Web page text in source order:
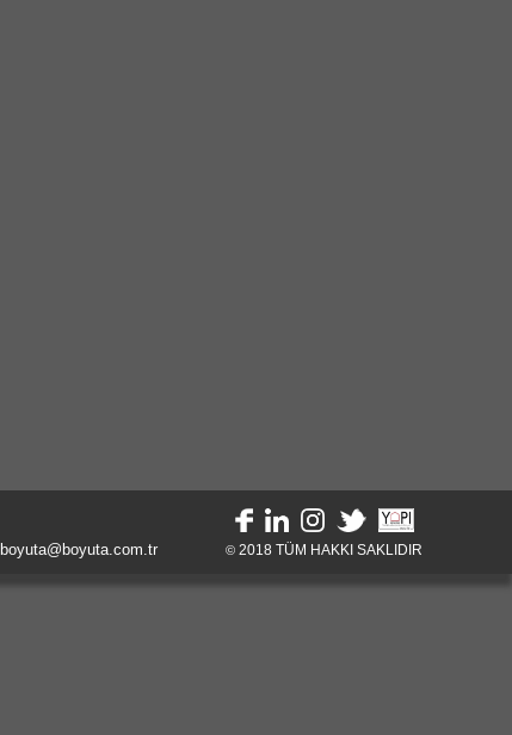
boyuta@boyuta.com.tr © 2018 TÜM HAKKI SAKLIDIR